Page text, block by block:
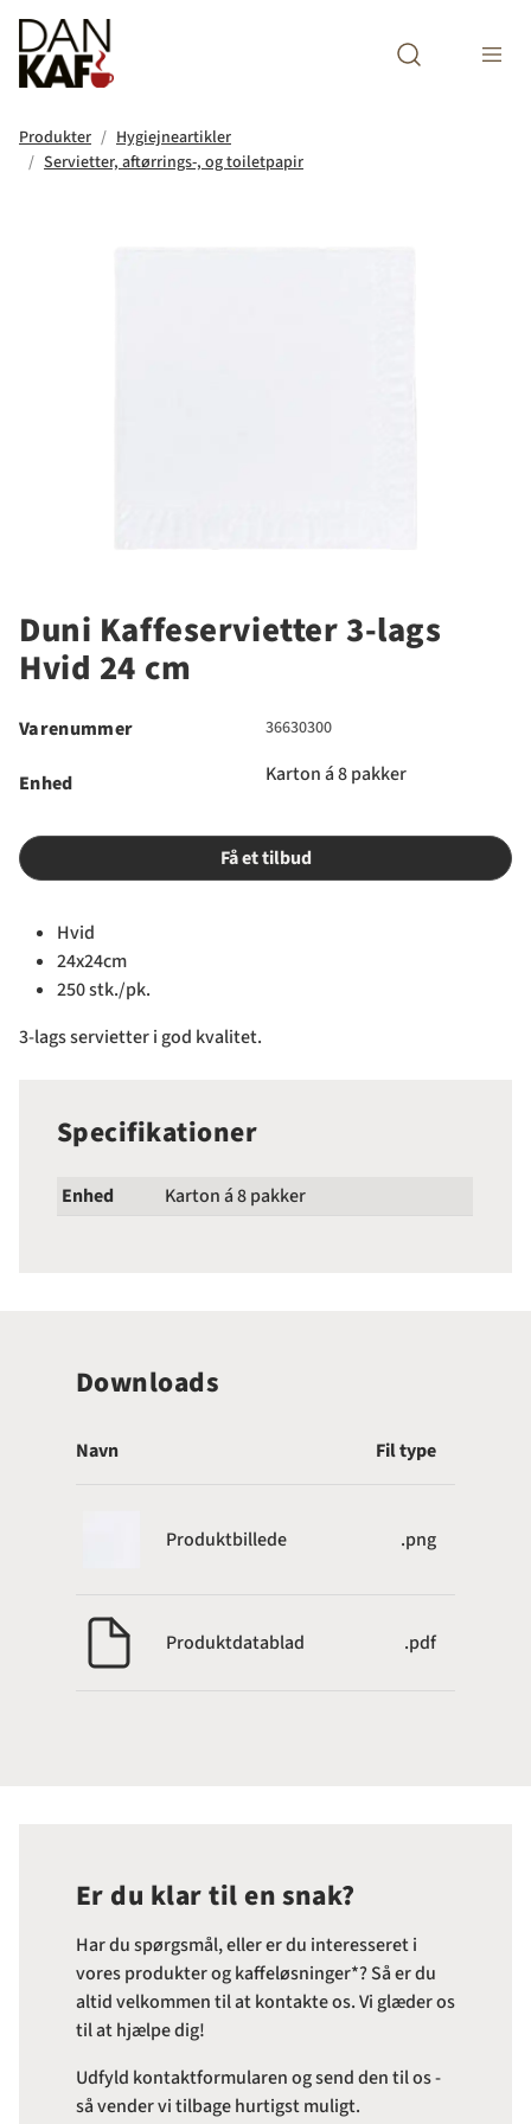
Produkter
Hygiejneartikler
Servietter, aftørrings-, og toiletpapir
Duni Kaffeservietter 3-lags
Hvid 24 cm
Varenummer 36630300
Enhed Karton á 8 pakker
Få et tilbud
Hvid
24x24cm
250 stk./pk.
3-lags servietter i god kvalitet.
Specifikationer
Enhed Karton á 8 pakker
Downloads
Navn Fil type
Produktbillede .png
Produktdatablad .pdf
Er du klar til en snak?
Har du spørgsmål, eller er du interesseret i
vores produkter og kaffeløsninger*? Så er du
altid velkommen til at kontakte os. Vi glæder os
til at hjælpe dig!
Udfyld kontaktformularen og send den til os -
så vender vi tilbage hurtigst muligt.